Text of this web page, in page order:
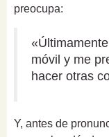
preocupa:
móvil y me
hacer otras
Y, antes de